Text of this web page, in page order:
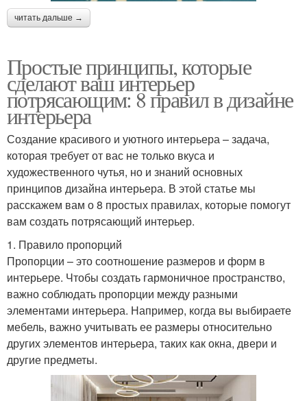
читать дальше →
Простые принципы, которые
сделают ваш интерьер
потрясающим: 8 правил в дизайне
интерьера
Создание красивого и уютного интерьера – задача,
которая требует от вас не только вкуса и
художественного чутья, но и знаний основных
принципов дизайна интерьера. В этой статье мы
расскажем вам о 8 простых правилах, которые помогут
вам создать потрясающий интерьер.
1. Правило пропорций
Пропорции – это соотношение размеров и форм в
интерьере. Чтобы создать гармоничное пространство,
важно соблюдать пропорции между разными
элементами интерьера. Например, когда вы выбираете
мебель, важно учитывать ее размеры относительно
других элементов интерьера, таких как окна, двери и
другие предметы.